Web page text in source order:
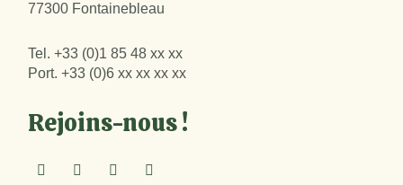
77300 Fontainebleau
Tel.+33 (0)1 85 48 xx xx
Port.+33 (0)6 xx xx xx xx
Rejoins-nous !